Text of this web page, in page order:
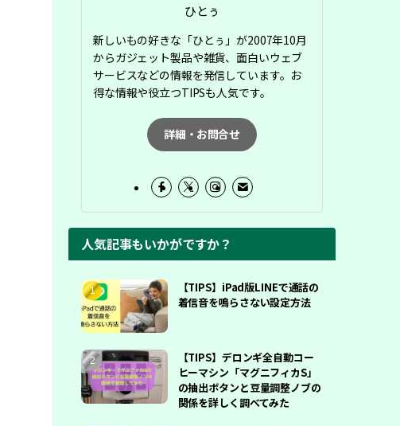
ひとぅ
新しいもの好きな「ひとぅ」が2007年10月
からガジェット製品や雑貨、面白いウェブ
サービスなどの情報を発信しています。お
得な情報や役立つTIPSも人気です。
詳細・お問合せ
人気記事もいかがですか？
【TIPS】iPad版LINEで通話の
着信音を鳴らさない設定方法
【TIPS】デロンギ全自動コー
ヒーマシン「マグニフィカS」
の抽出ボタンと豆量調整ノブの
関係を詳しく調べてみた